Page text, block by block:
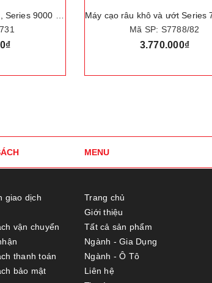
82
Mã SP: S5831/01
3.080.000₫
MENU
giao dịch
vận chuyển
thanh toán
bảo mật
Trang chủ
Giới thiệu
Tất cả sản phẩm
Ngành - Gia Dụng
Ngành - Ô Tô
Liên hệ